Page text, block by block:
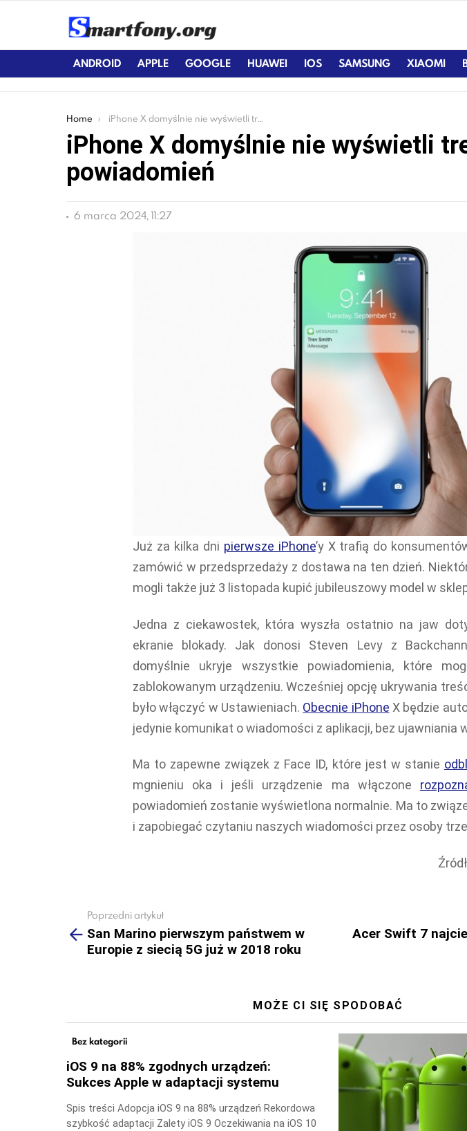
ANDROID APPLE GOOGLE HUAWEI IOS SAMSUNG XIAOMI
You are here:
Home iPhone X domyślnie nie wyświetli treści powiadomień
iPhone X domyślnie nie wyświetli
powiadomień
6 marca 2024, 11:27
Już za kilka dni pierwsze iPhone’y X trafią do
zamówić w przedsprzedaży z dostawa na ten dzień.
mogli także już 3 listopada kupić jubileuszowy model w
Jedna z ciekawostek, która wyszła ostatnio na jaw
ekranie blokady. Jak donosi Steven Levy z
domyślnie ukryje wszystkie powiadomienia, które
zablokowanym urządzeniu. Wcześniej opcję ukrywania
było włączyć w Ustawieniach. Obecnie iPhone X będzie
jedynie komunikat o wiadomości z aplikacji, bez ujawniania
Ma to zapewne związek z Face ID, które jest w stanie
mgnieniu oka i jeśli urządzenie ma włączone
powiadomień zostanie wyświetlona normalnie. Ma to
i zapobiegać czytaniu naszych wiadomości przez osoby
more
Poprzedni artykuł
San Marino pierwszym państwem w
Europie z siecią 5G już w 2018 roku
Acer Swift 7
MOŻE CI SIĘ SPODOBAĆ
Bez kategorii
iOS 9 na 88% zgodnych urządzeń:
Sukces Apple w adaptacji systemu
Spis treści Adopcja iOS 9 na 88% urządzeń Rekordowa
szybkość adaptacji Zalety iOS 9 Oczekiwania na iOS 10